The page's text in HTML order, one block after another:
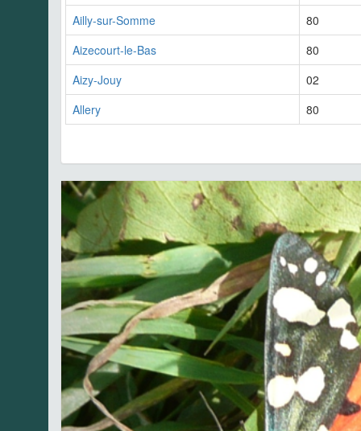
Ailly-sur-Somme
80
Aizecourt-le-Bas
80
Aizy-Jouy
02
Allery
80